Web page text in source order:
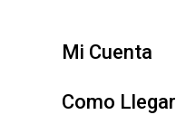
Mi Cuenta
Como Llegar